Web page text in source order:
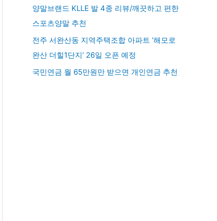
양말브랜드 KLLE 발 4종 리뷰/깨끗하고 편한
스포츠양말 추천
전주 서완산동 지역주택조합 아파트 ‘해모로
완산 더힐1단지’ 26일 오픈 예정
국민연금 월 65만원만 받으면 개인연금 추천